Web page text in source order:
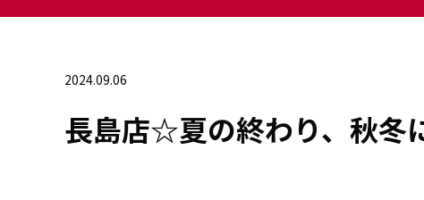
2024.09.06
長島店☆夏の終わり、秋冬